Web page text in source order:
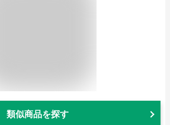
類似商品を探す